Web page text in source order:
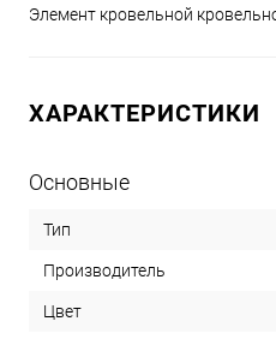
Элемент кровельной
ХАРАКТЕРИСТИКИ
Основные
Тип
Производитель
Цвет